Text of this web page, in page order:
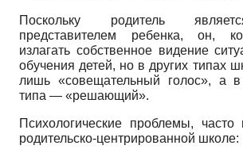
Поскольку родитель
представителем ребенка, он,
излагать собственное видение
обучения детей, но в других типах
лишь «совещательный голос», а в
типа — «решающий».
Психологические проблемы,
родительско-центрированной школе: